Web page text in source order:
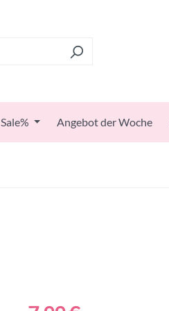
Sale% Angebot der Woche
Regulärer Preis: